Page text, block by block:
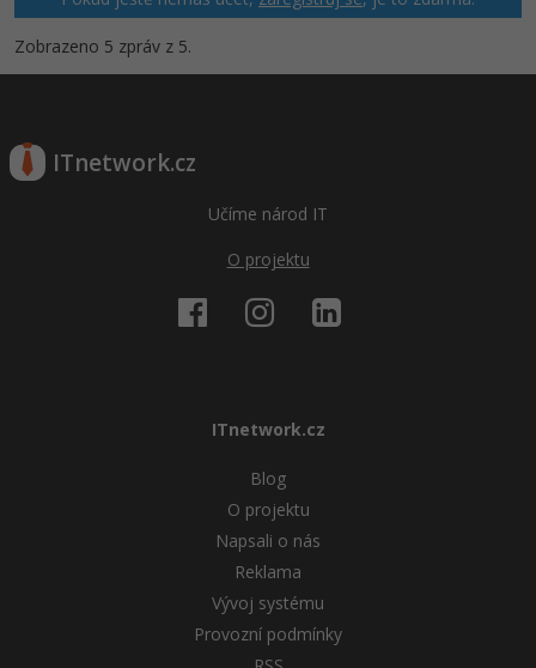
Windows
Sítě
Kybernetická bezpečnost
Elektronický podpis
Fórum
Zobrazeno 5 zpráv z 5.
ITnetwork.cz
Učíme národ IT
O projektu
ITnetwork.cz
Blog
O projektu
Napsali o nás
Reklama
Vývoj systému
Provozní podmínky